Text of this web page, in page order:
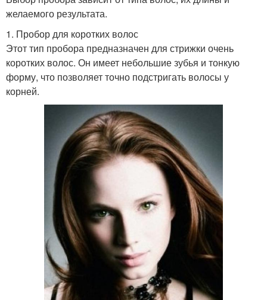
желаемого результата.
1. Пробор для коротких волос
Этот тип пробора предназначен для стрижки очень
коротких волос. Он имеет небольшие зубья и тонкую
форму, что позволяет точно подстригать волосы у
корней.